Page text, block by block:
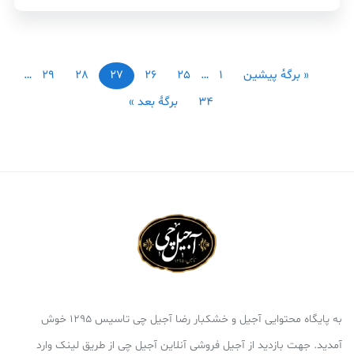
« برگه‌ٔ پیشین 1
…
25
26
27
28
29
…
34
برگهٔ بعد »
به پایگاه محتوایی آجیل و خشکبار رضا آجیل چی تاسیس 1295 خوش
آمدید. جهت بازدید از آجیل فروشی آنلاین آجیل چی از طریق لینک وارد